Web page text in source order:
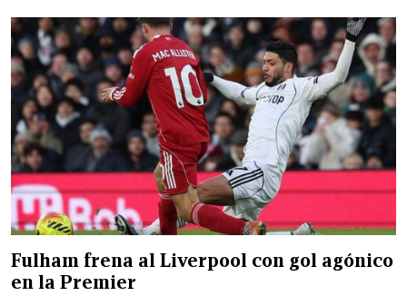
Fulham frena al Liverpool con gol agónico
en la Premier